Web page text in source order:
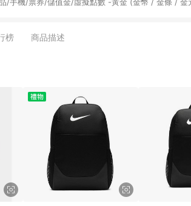
心商店之商品：商品賣場中有標示「商店」及顯示
榜 商品描述